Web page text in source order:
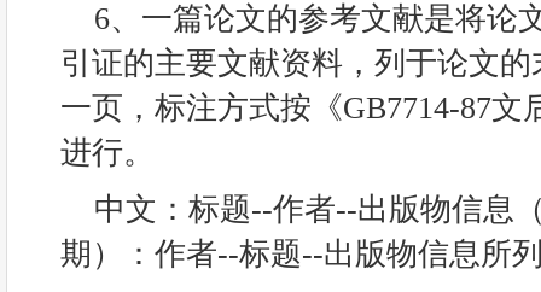
6、一篇论文的参考文献是将论
引证的主要文献资料，列于论文
一页，标注方式按《GB7714-87
进行。
中文：标题--作者--出版物信息
期）：作者--标题--出版物信息所